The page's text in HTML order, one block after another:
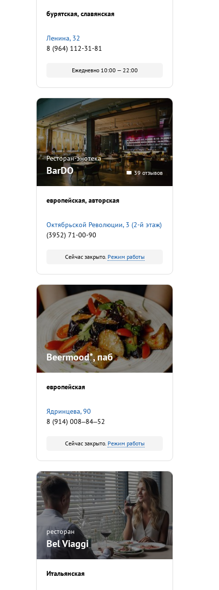
бурятская славянская
Ленина, 32
8 (964) 112-31-81
Ежедневно 10:00 — 22:00
Ресторан-энотека
BarDO 39 отзывов
европейская авторская
Октябрьской Революции, 3 (2-й этаж)
(3952) 71-00-90
Сейчас закрыто. Режим работы
Beermood*, паб
европейская
​Ядринцева, 90
8 (914) 008‒84‒52
Сейчас закрыто. Режим работы
ресторан
Bel Viaggi
Итальянская